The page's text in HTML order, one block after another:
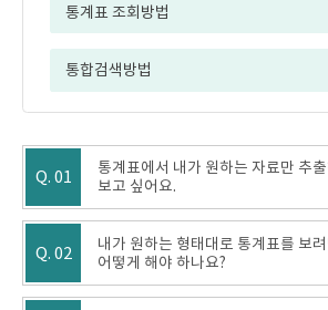
통계표 조회방법
통합검색방법
Q. 01
통계표에서 내가 원하는 자료만 추출
보고 싶어요.
Q. 02
내가 원하는 형태대로 통계표를 보려
어떻게 해야 하나요?